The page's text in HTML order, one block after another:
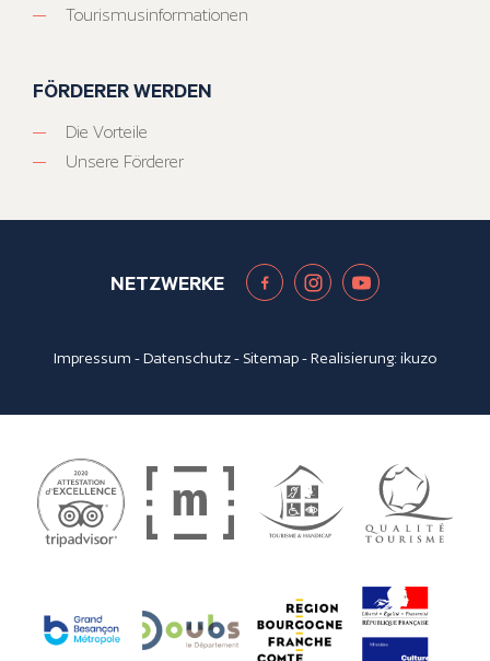
Tourismusinformationen
FÖRDERER WERDEN
Die Vorteile
Unsere Förderer
NETZWERKE
Impressum -Datenschutz- Sitemap- Realisierung:ikuzo